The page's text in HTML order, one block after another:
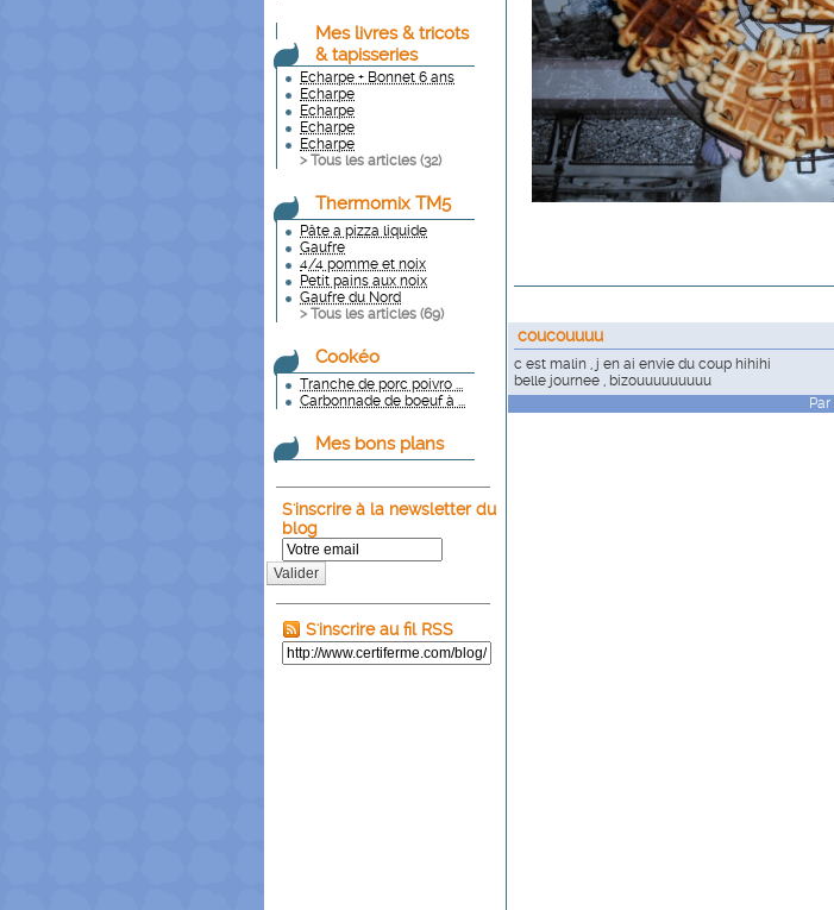
Mes livres & tricots
& tapisseries
Echarpe + Bonnet 6 ans
Echarpe
Echarpe
Echarpe
Echarpe
> Tous les articles (32)
Thermomix TM5
Pâte a pizza liquide
Gaufre
4/4 pomme et noix
Petit pains aux noix
Gaufre du Nord
> Tous les articles (69)
Cookéo
Tranche de porc poivro ...
Carbonnade de boeuf à ...
Mes bons plans
S'inscrire à la newsletter du
blog
Valider
S'inscrire au fil RSS
coucouuuu
c est malin , j en ai envie du coup hihihi
belle journee , bizouuuuuuuuu
Par